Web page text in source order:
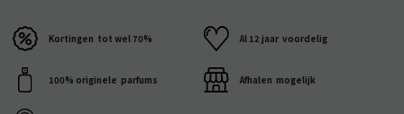
Kortingen tot wel 70% Al 12 jaar voordelig
100% originele parfums Afhalen mogelijk